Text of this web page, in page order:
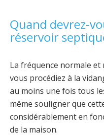
Quand devrez-
réservoir
La fréquence normale
vous procédiez à la
au moins une fois tous
même souligner que
considérablement en
de la maison.